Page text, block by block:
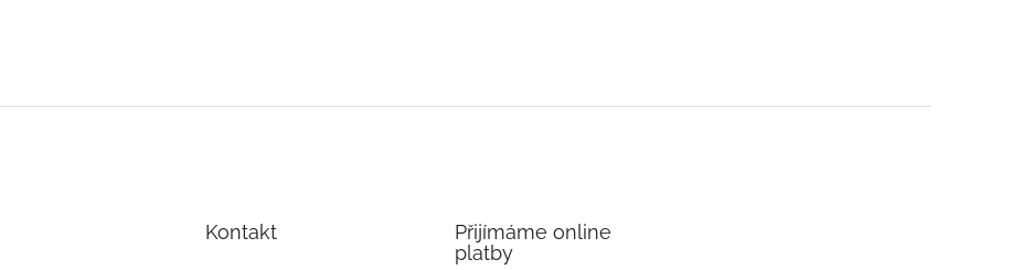
Kontakt
Přijímáme online
platby